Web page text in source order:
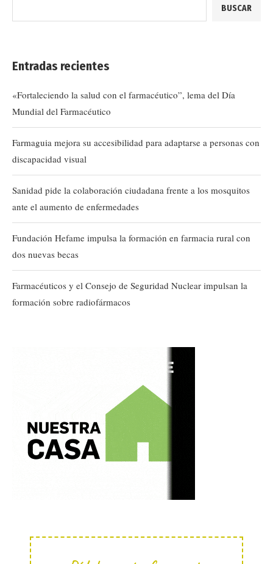
BUSCAR
Entradas recientes
«Fortaleciendo la salud con el farmacéutico”, lema del Día
Mundial del Farmacéutico
Farmaguia mejora su accesibilidad para adaptarse a personas con
discapacidad visual
Sanidad pide la colaboración ciudadana frente a los mosquitos
ante el aumento de enfermedades
Fundación Hefame impulsa la formación en farmacia rural con
dos nuevas becas
Farmacéuticos y el Consejo de Seguridad Nuclear impulsan la
formación sobre radiofármacos